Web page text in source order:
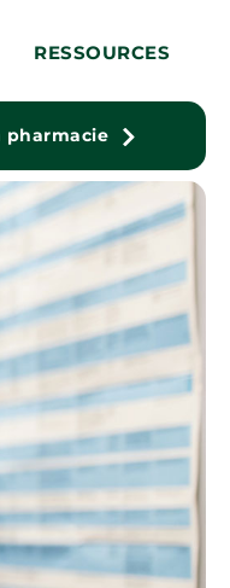
pharmacie
RESSOURCES